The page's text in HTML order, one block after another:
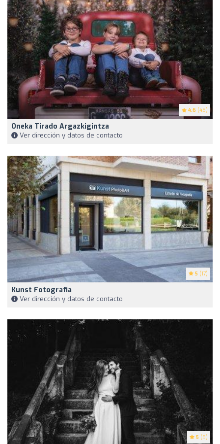
4.6 (45)
Oneka Tirado Argazkigintza
Ver dirección y datos de contacto
5 (17)
Kunst Fotografia
Ver dirección y datos de contacto
5 (5)